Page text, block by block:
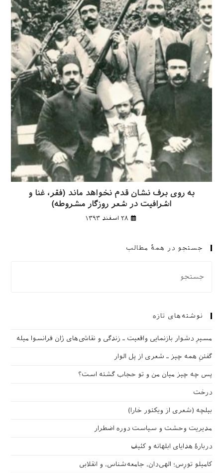
به روی برف نشان قدم نخواهد ماند (فقر، غنا و
اشرافیت در شعر روزگار مشروطه)
۲۸ اسفند ۱۳۹۳
جستجو در همهٔ مطالب
نوشته‌های تازه
مسیرِ دشوار بازنمایی واقعیت ـ زندگی و نقاشی‌های ژان فرانسوا میله
گفتنِ همه چیز ـ شعری از پل الوار
پس چه چیز میان من و تو حجاب گشته است؟
درخت
بیلچه (شعری از ویکتور خارا)
مدیریت وحشت و سیاست دوره اضطرار
دربارهٔ هدایای ابلهانه و کثیف
کامیلو تورِس؛ الهی‌دان، جامعه‌شناس، و انقلابی